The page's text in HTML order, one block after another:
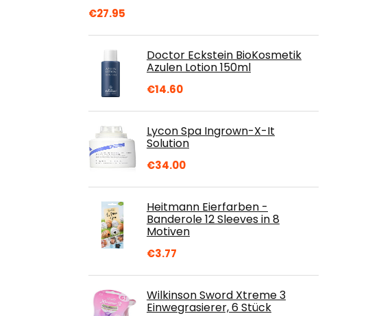
€27.95
Doctor Eckstein BioKosmetik
Azulen Lotion 150ml
€14.60
Lycon Spa Ingrown-X-It
Solution
€34.00
Heitmann Eierfarben -
Banderole 12 Sleeves in 8
Motiven
€3.77
Wilkinson Sword Xtreme 3
Einwegrasierer, 6 Stück